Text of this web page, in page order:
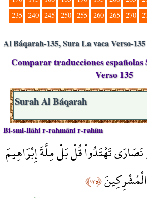
235 240 245 250 255 260 265 270
Al Báqarah-135, Sura La vaca Verso-135
Comparar traducciones
Verso 135
Surah Al Báqarah
Bi-smi-llāhi r-rahmāni r-rahīm
نَصَارَى تَهْتَدُواْ قُلْ بَلْ مِلَّةَ إِبْرَاهِيمَ
﴿١٣٥﴾